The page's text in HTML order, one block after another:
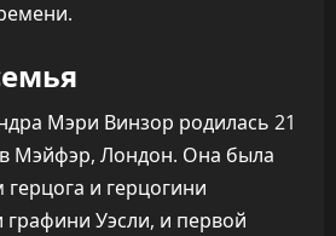
Мэри Винзор родилась 21
в Мэйфэр, Лондон. Она была
и герцогини
графини Уэсли, и первой